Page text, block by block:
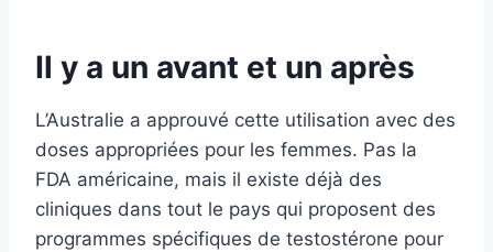
Il y a un avant et un après
L’Australie a approuvé cette utilisation avec des
doses appropriées pour les femmes. Pas la
FDA américaine, mais il existe déjà des
cliniques dans tout le pays qui proposent des
programmes spécifiques de testostérone pour